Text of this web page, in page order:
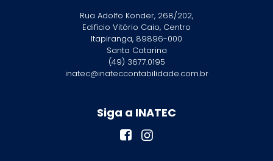
Rua Adolfo Konder, 268/202,
Edifício Vitório Caio, Centro
Itapiranga, 89896-000
Santa Catarina
(49) 3677.0195
inatec@inateccontabilidade.com.br
Siga a INATEC